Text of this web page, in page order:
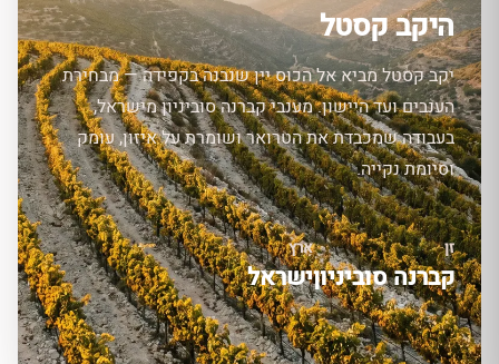
היקב קסטל
יקב קסטל מביא אל הכוס יין שנבנה בקפידה — מבחירת
הענבים ועד היישון. מענבי קברנה סוביניון מישראל,
בעבודה שמכבדת את הטרואר ושומרת על איזון, עומק
וסיומת נקייה.
זן
קברנה סוביניון
ארץ
ישראל